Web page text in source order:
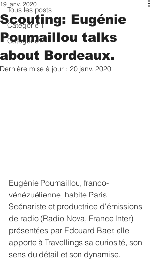
Tous les posts
Catégorie 1
Catégorie 2
Scouting: Eugénie
Poumaillou talks
about Bordeaux.
19 janv. 2020
Dernière mise à jour : 20 janv. 2020
Eugénie Poumaillou, franco-
vénézuélienne, habite Paris.
Scénariste et productrice d'émissions
de radio (Radio Nova, France Inter)
présentées par Edouard Baer, elle
apporte à Travellings sa curiosité, son
sens du détail et son dynamise.